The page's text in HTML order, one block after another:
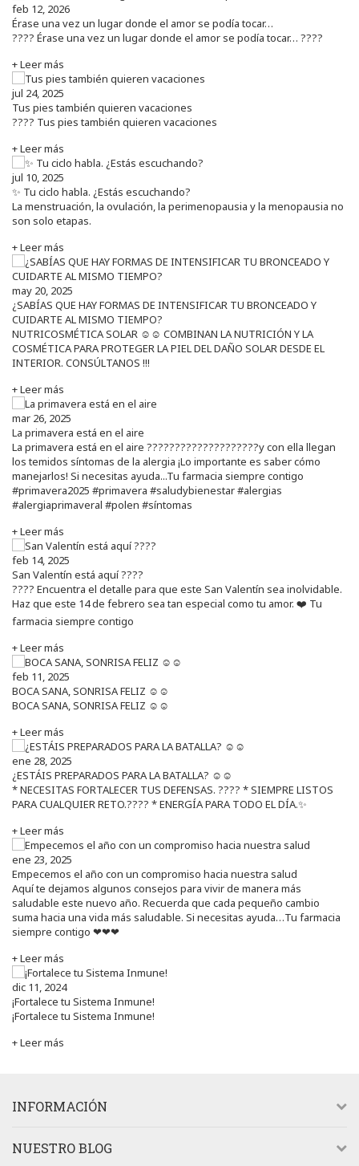
feb 12, 2026
Érase una vez un lugar donde el amor se podía tocar…
???? Érase una vez un lugar donde el amor se podía tocar… ????
+ Leer más
jul 24, 2025
Tus pies también quieren vacaciones
???? Tus pies también quieren vacaciones
+ Leer más
jul 10, 2025
✨ Tu ciclo habla. ¿Estás escuchando?
La menstruación, la ovulación, la perimenopausia y la menopausia no
son solo etapas.
+ Leer más
may 20, 2025
¿SABÍAS QUE HAY FORMAS DE INTENSIFICAR TU BRONCEADO Y
CUIDARTE AL MISMO TIEMPO?
NUTRICOSMÉTICA SOLAR ☺️☺️ COMBINAN LA NUTRICIÓN Y LA
COSMÉTICA PARA PROTEGER LA PIEL DEL DAÑO SOLAR DESDE EL
INTERIOR. CONSÚLTANOS !!!
+ Leer más
mar 26, 2025
La primavera está en el aire
La primavera está en el aire ????????????????????y con ella llegan
los temidos síntomas de la alergia ¡Lo importante es saber cómo
manejarlos! Si necesitas ayuda...Tu farmacia siempre contigo
#primavera2025 #primavera #saludybienestar #alergias
#alergiaprimaveral #polen #síntomas
+ Leer más
feb 14, 2025
San Valentín está aquí ????
???? Encuentra el detalle para que este San Valentín sea inolvidable.
Haz que este 14 de febrero sea tan especial como tu amor. ❤️ Tu
farmacia siempre contigo
+ Leer más
feb 11, 2025
BOCA SANA, SONRISA FELIZ ☺️☺️
BOCA SANA, SONRISA FELIZ ☺️☺️
+ Leer más
ene 28, 2025
¿ESTÁIS PREPARADOS PARA LA BATALLA? ☺️☺️
* NECESITAS FORTALECER TUS DEFENSAS. ????️ * SIEMPRE LISTOS
PARA CUALQUIER RETO.???? * ENERGÍA PARA TODO EL DÍA.✨
+ Leer más
ene 23, 2025
Empecemos el año con un compromiso hacia nuestra salud
Aquí te dejamos algunos consejos para vivir de manera más
saludable este nuevo año. Recuerda que cada pequeño cambio
suma hacia una vida más saludable. Si necesitas ayuda…Tu farmacia
siempre contigo ❤❤❤
+ Leer más
dic 11, 2024
¡Fortalece tu Sistema Inmune!
¡Fortalece tu Sistema Inmune!
+ Leer más
INFORMACIÓN
NUESTRO BLOG